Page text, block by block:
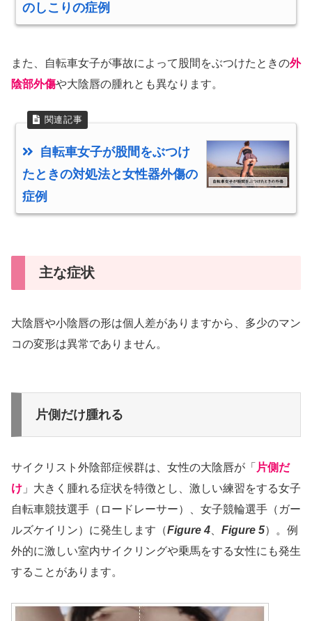
のしこりの症例
また、自転車女子が事故によって股間をぶつけたときの外
陰部外傷や大陰唇の腫れとも異なります。
自転車女子が股間をぶつけ
たときの対処法と女性器外傷の
症例
主な症状
大陰唇や小陰唇の形は個人差がありますから、多少のマン
コの変形は異常でありません。
片側だけ腫れる
サイクリスト外陰部症候群は、女性の大陰唇が「 片側だ
け 」大きく腫れる症状を特徴とし、激しい練習をする女子
自転車競技選手（ロードレーサー）、女子競輪選手（ガー
ルズケイリン）に発生します（Figure 4 Figure 5）。例
外的に激しい室内サイクリングや乗馬をする女性にも発生
することがあります。